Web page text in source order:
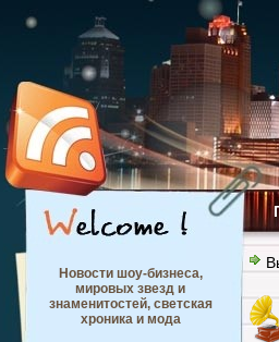
Новости шоу-бизнеса,
мировых звезд и
знаменитостей, светская
хроника и мода